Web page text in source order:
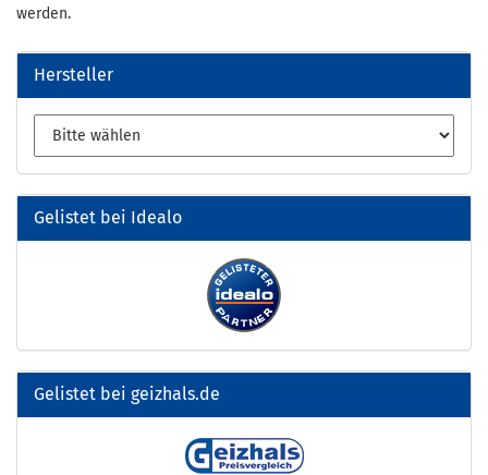
werden.
Hersteller
Gelistet bei Idealo
Gelistet bei geizhals.de